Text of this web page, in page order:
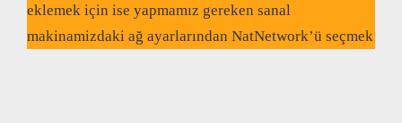
eklemek için ise yapmamız gereken sanal
makinamizdaki ağ ayarlarından NatNetwork’ü seçmek